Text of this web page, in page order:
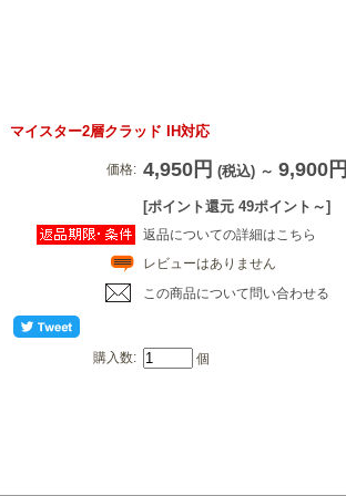
マイスター2層クラッド IH対応
価格: 4,950円 (税込) ～ 9,900円
[ポイント還元 49ポイント～]
返品についての詳細はこちら
レビューはありません
この商品について問い合わせる
購入数: 個